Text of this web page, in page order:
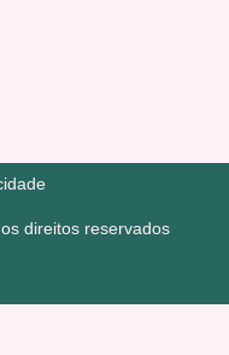
direitos reservados